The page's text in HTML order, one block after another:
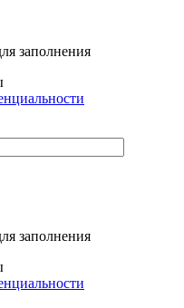
заполнения
заполнения